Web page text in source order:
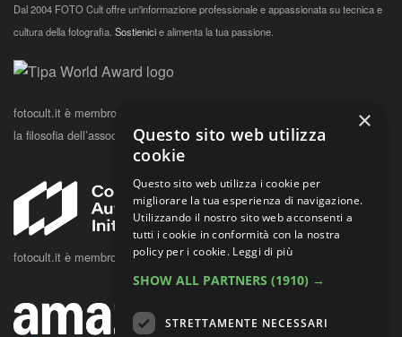
Dal 2004 FOTO Cult offre un'informazione professionale e appassionata su tecnica e
cultura della fotografia. Sostienicie alimenta la tua passione.
fotocult.it è membro TIPA dal 2017.
per conoscere la storia e
la filosofia dell’associazione.
fotocult.it è membro della Content Authenticity Initiative
×
Questo sito web utilizza
cookie
Questo sito web utilizza i cookie per
migliorare la tua esperienza di navigazione.
Utilizzando il nostro sito web acconsenti a
tutti i cookie in conformità con la nostra
policy per i cookie. Leggi di più
SHOW ALL PARTNERS (1910) →
STRETTAMENTE NECESSARI